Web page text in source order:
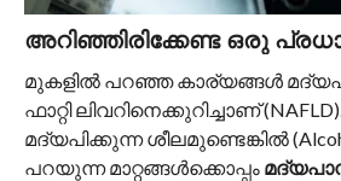
അറിഞ്ഞിരിക്കേണ്ട ഒരു
മുകളിൽ പറഞ്ഞ കാര്യങ്ങൾ
ഫാറ്റി ലിവറിനെക്കുറിച്ചാണ്
മദ്യപിക്കുന്ന ശീലമുണ്ടെങ്കിൽ
പറയുന്ന മാറ്റങ്ങൾക്കൊപ്പം